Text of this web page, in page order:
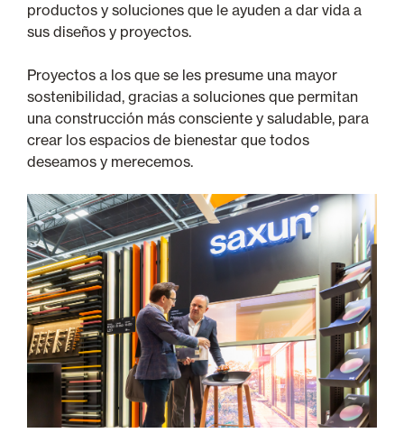
productos y soluciones que le ayuden a dar vida a
sus diseños y proyectos.
Proyectos a los que se les presume una mayor
sostenibilidad, gracias a soluciones que permitan
una construcción más consciente y saludable, para
crear los espacios de bienestar que todos
deseamos y merecemos.